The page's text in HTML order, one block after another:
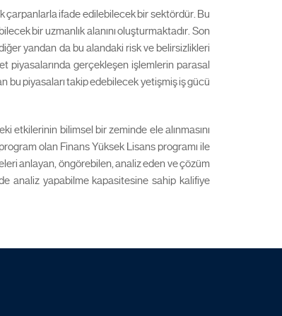
çarpanlarla ifade edilebilecek bir sektördür. Bu
bir uzmanlık alanını oluşturmaktadır. Son
yandan da bu alandaki risk ve belirsizlikleri
piyasalarında gerçekleşen işlemlerin parasal
bu piyasaları takip edebilecek yetişmiş iş gücü
etkilerinin bilimsel bir zeminde ele alınmasını
olan Finans Yüksek Lisans programı ile
anlayan, öngörebilen, analiz eden ve çözüm
analiz yapabilme kapasitesine sahip kalifiye